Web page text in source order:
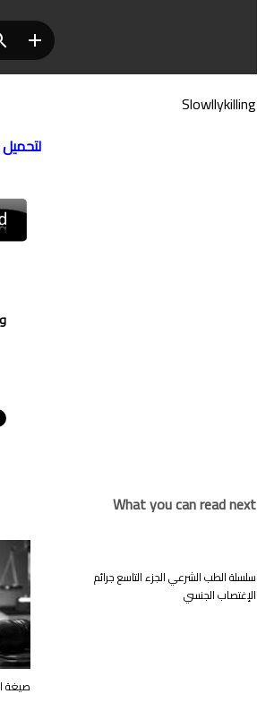
Slowllykilling
What you can read next
سلسلة الطب الشرعي الجزء التاسع جرائم
الإغتصاب الجنسي
صيغة